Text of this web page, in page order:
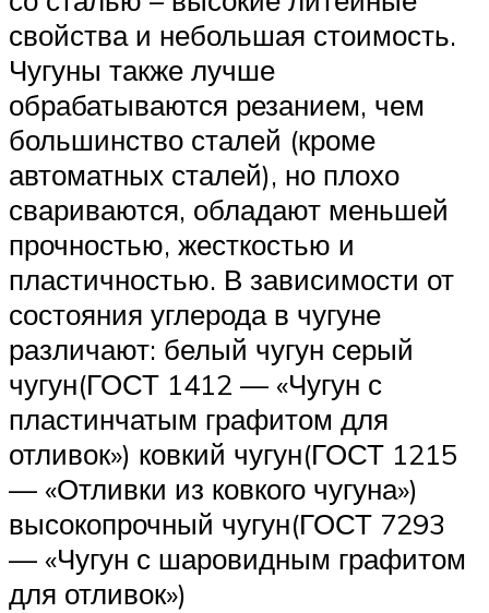
свойства и небольшая стоимость.
Чугуны также лучше
обрабатываются резанием, чем
большинство сталей (кроме
автоматных сталей), но плохо
свариваются, обладают меньшей
прочностью, жесткостью и
пластичностью. В зависимости от
состояния углерода в чугуне
различают: белый чугун серый
чугун(ГОСТ 1412 — «Чугун с
пластинчатым графитом для
отливок») ковкий чугун(ГОСТ 1215
— «Отливки из ковкого чугуна»)
высокопрочный чугун(ГОСТ 7293
— «Чугун с шаровидным графитом
для отливок»)